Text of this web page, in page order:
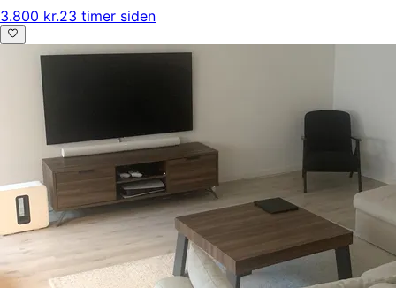
3.800 kr.23 timer siden